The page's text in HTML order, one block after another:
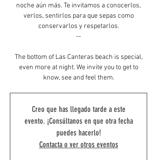
noche aún más. Te invitamos a conocerlos,
verlos, sentirlos para que sepas como
conservarlos y respetarlos.
--
The bottom of Las Canteras beach is special,
even more at night. We invite you to get to
know, see and feel them.
Creo que has llegado tarde a este
evento. ¡Consúltanos en que otra fecha
puedes hacerlo!
Contacta o ver otros eventos